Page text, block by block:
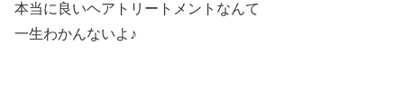
本当に良いヘアトリートメントなんて
一生わかんないよ♪